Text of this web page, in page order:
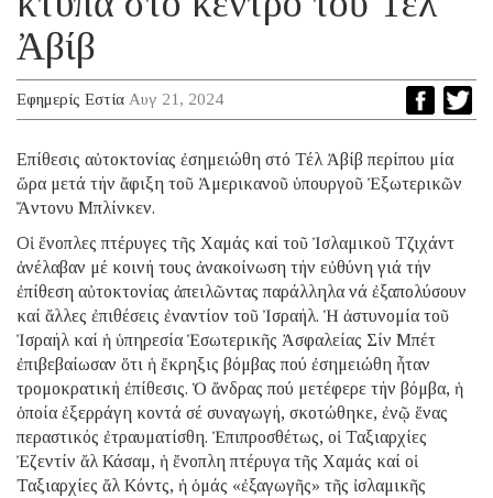
Ἀβίβ
Εφημερίς Εστία Αυγ 21, 2024
Επίθεσις αὐτοκτονίας ἐσημειώθη στό Τέλ Ἀβίβ περίπου μία
ὥρα μετά τήν ἄφιξη τοῦ Ἀμερικανοῦ ὑπουργοῦ Ἐξωτερικῶν
Ἄντονυ Μπλίνκεν.
Οἱ ἔνοπλες πτέρυγες τῆς Χαμάς καί τοῦ Ἰσλαμικοῦ Τζιχάντ
ἀνέλαβαν μέ κοινή τους ἀνακοίνωση τήν εὐθύνη γιά τήν
ἐπίθεση αὐτοκτονίας ἀπειλῶντας παράλληλα νά ἐξαπολύσουν
καί ἄλλες ἐπιθέσεις ἐναντίον τοῦ Ἰσραήλ. Ἡ ἀστυνομία τοῦ
Ἰσραήλ καί ἡ ὑπηρεσία Ἐσωτερικῆς Ἀσφαλείας Σίν Μπέτ
ἐπιβεβαίωσαν ὅτι ἡ ἔκρηξις βόμβας πού ἐσημειώθη ἦταν
τρομοκρατική ἐπίθεσις. Ὁ ἄνδρας πού μετέφερε τήν βόμβα, ἡ
ὁποία ἐξερράγη κοντά σέ συναγωγή, σκοτώθηκε, ἐνῷ ἕνας
περαστικός ἐτραυματίσθη. Ἐπιπροσθέτως, οἱ Ταξιαρχίες
Ἐζεντίν ἄλ Κάσαμ, ἡ ἔνοπλη πτέρυγα τῆς Χαμάς καί οἱ
Ταξιαρχίες ἄλ Κόντς, ἡ ὁμάς «ἐξαγωγῆς» τῆς ἰσλαμικῆς